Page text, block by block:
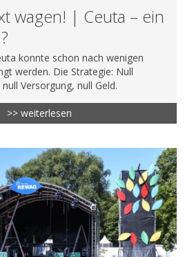
wagen! | Ceuta – ein
konnte schon nach wenigen
werden. Die Strategie: Null
Versorgung, null Geld.
>> weiterlesen